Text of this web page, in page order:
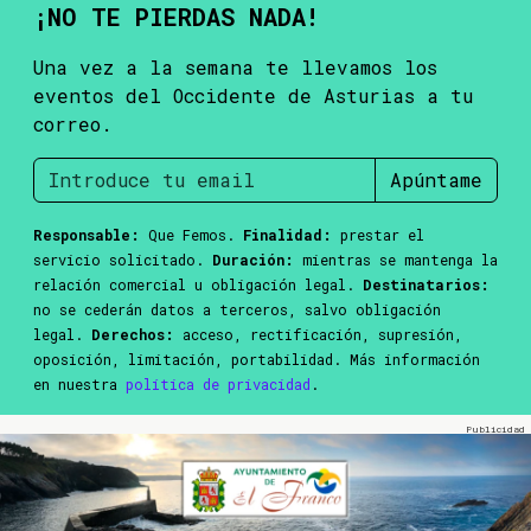
¡NO TE PIERDAS NADA!
Una vez a la semana te llevamos los
eventos del Occidente de Asturias a tu
correo.
Apúntame
Responsable: Que Femos. Finalidad:
prestar el
servicio solicitado. Duración:
mientras se mantenga la
relación comercial u obligación legal. Destinatarios:
no se cederán datos a terceros, salvo obligación
legal. Derechos:
acceso, rectificación, supresión,
oposición, limitación, portabilidad. Más información
en nuestra política de privacidad .